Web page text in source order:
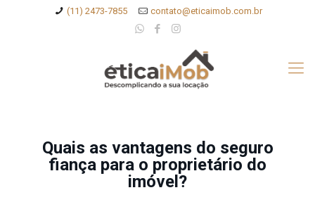
(11) 2473-7855 contato@eticaimob.com.br
Quais as vantagens do seguro
fiança para o proprietário do
imóvel?